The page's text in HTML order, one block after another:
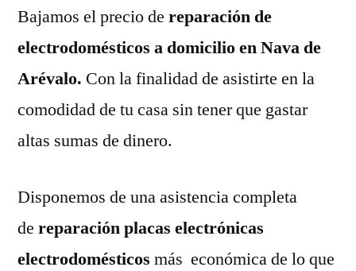
Bajamos el precio de reparación de
electrodomésticos a domicilio en Nava de
Arévalo. Con la finalidad de asistirte en la
comodidad de tu casa sin tener que gastar
altas sumas de dinero.
Disponemos de una asistencia completa
de reparación placas electrónicas
electrodomésticos más económica de lo que